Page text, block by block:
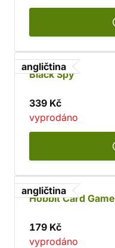
angličtina
Black Spy
339 Kč
vyprodáno
angličtina
Hobbit Card Game
179 Kč
vyprodáno